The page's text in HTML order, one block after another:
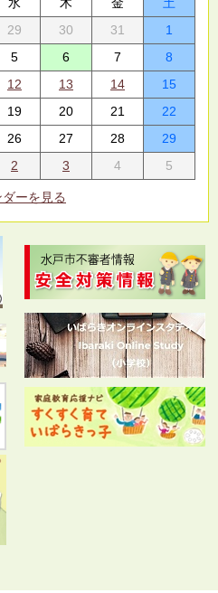
29 30 31
1
5 6 7
8
12 13 14
15
19 20 21
22
26 27 28
29
2 3 4 5
ーを見る